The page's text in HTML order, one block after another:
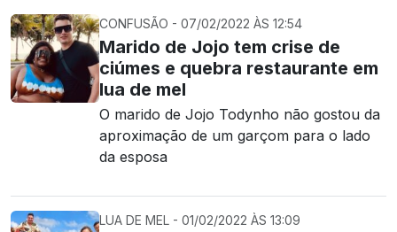
CONFUSÃO - 07/02/2022 ÀS 12:54
Marido de Jojo tem crise de
ciúmes e quebra restaurante em
lua de mel
O marido de Jojo Todynho não gostou da
aproximação de um garçom para o lado
da esposa
LUA DE MEL - 01/02/2022 ÀS 13:09